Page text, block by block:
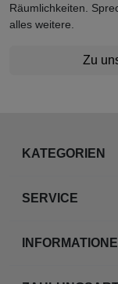
Räumlichkeiten.
alles weitere.
Zu
KATEGORIEN
SERVICE